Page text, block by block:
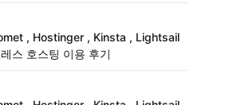
, Hostinger , Kinsta , Lightsail
스 호스팅 이용 후기